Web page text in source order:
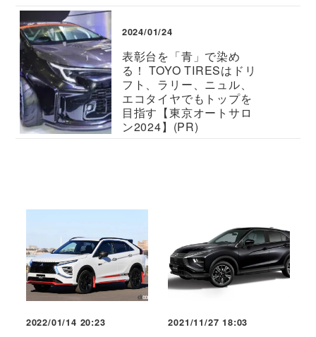
2024/01/24
表彰台を「青」で染め
る！ TOYO TIRESはドリ
フト、ラリー、ニュル、
エコタイヤでもトップを
目指す【東京オートサロ
ン2024】(PR)
2022/01/14 20:23 2021/11/27 18:03